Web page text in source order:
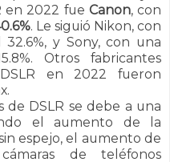
en 2022 fue Canon, con
. Le siguió Nikon, con
y Sony, con una
Otros fabricantes
en 2022 fueron
de DSLR se debe a una
el aumento de la
espejo, el aumento de
de teléfonos